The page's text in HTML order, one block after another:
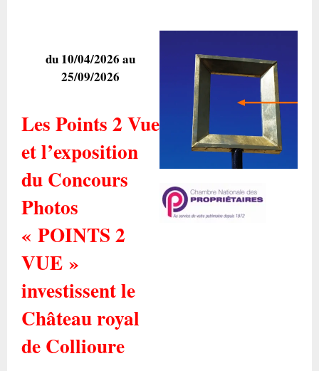
du 10/04/2026 au
25/09/2026
Les Points 2 Vue
et l’exposition
du Concours
Photos
« POINTS 2
VUE »
investissent le
Château royal
de Collioure